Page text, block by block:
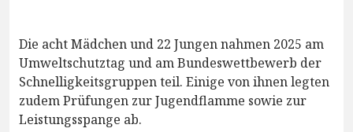
Die acht Mädchen und 22 Jungen nahmen 2025 am
Umweltschutztag und am Bundeswettbewerb der
Schnelligkeitsgruppen teil. Einige von ihnen legten
zudem Prüfungen zur Jugendflamme sowie zur
Leistungsspange ab.